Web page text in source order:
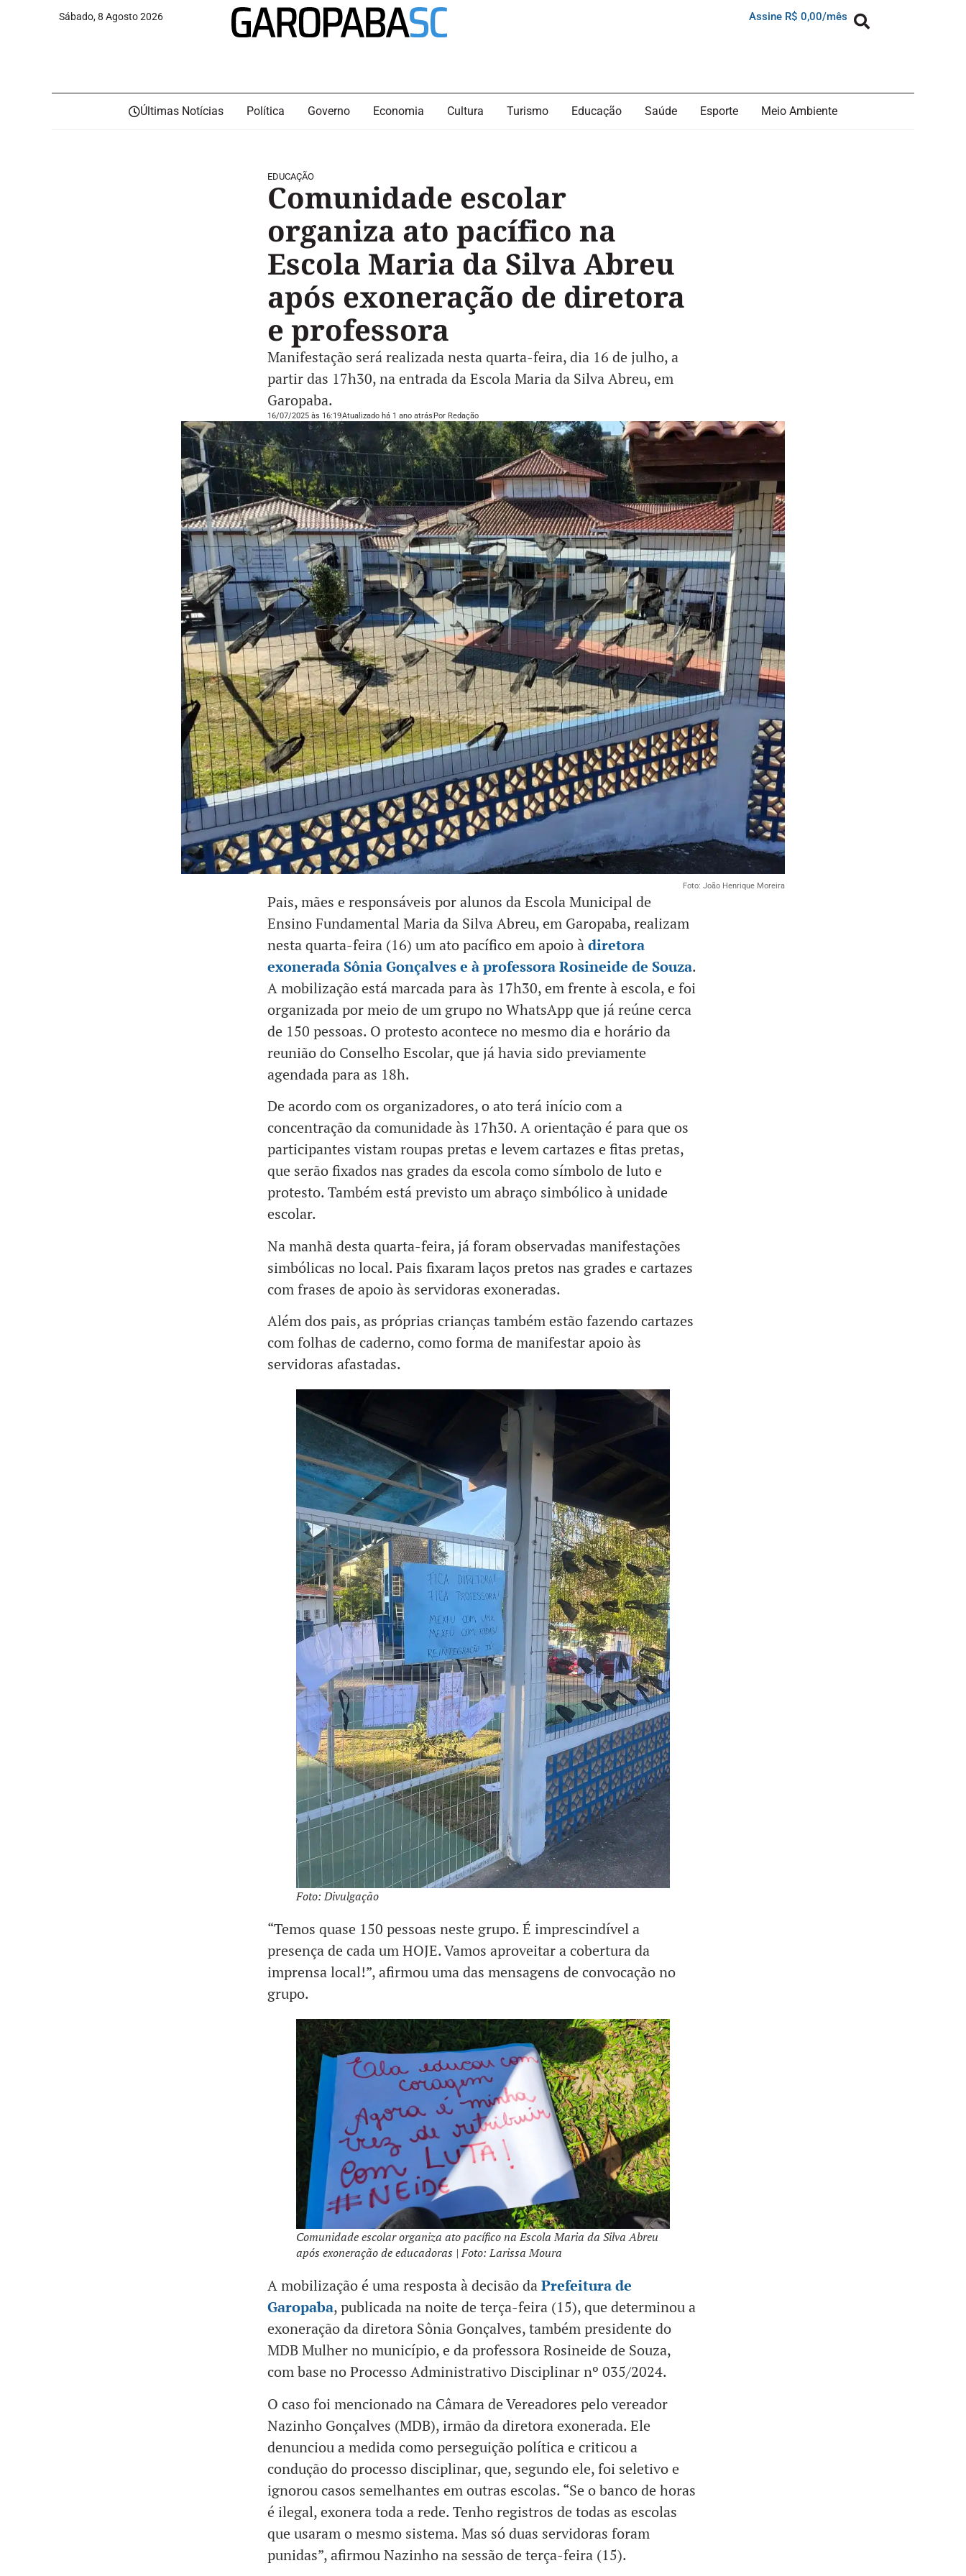
Sábado, 8 Agosto 2026 Assine R$ 0,00/mês
Últimas Notícias Política Governo Economia Cultura Turismo Educação Saúde Esporte Meio Ambiente
EDUCAÇÃO
Comunidade escolar
organiza ato pacífico na
Escola Maria da Silva Abreu
após exoneração de diretora
e professora
Manifestação será realizada nesta quarta-feira, dia 16 de julho, a
partir das 17h30, na entrada da Escola Maria da Silva Abreu, em
Garopaba.
16/07/2025 às 16:19Atualizado há 1 ano atrás Por Redação
Foto: João Henrique Moreira
Pais, mães e responsáveis por alunos da Escola Municipal de
Ensino Fundamental Maria da Silva Abreu, em Garopaba, realizam
nesta quarta-feira (16) um ato pacífico em apoio àdiretora
exonerada Sônia Gonçalves e à professora Rosineide de Souza.
A mobilização está marcada para às 17h30, em frente à escola, e foi
organizada por meio de um grupo no WhatsApp que já reúne cerca
de 150 pessoas. O protesto acontece no mesmo dia e horário da
reunião do Conselho Escolar, que já havia sido previamente
agendada para as 18h.
De acordo com os organizadores, o ato terá início com a
concentração da comunidade às 17h30. A orientação é para que os
participantes vistam roupas pretas e levem cartazes e fitas pretas,
que serão fixados nas grades da escola como símbolo de luto e
protesto. Também está previsto um abraço simbólico à unidade
escolar.
Na manhã desta quarta-feira, já foram observadas manifestações
simbólicas no local. Pais fixaram laços pretos nas grades e cartazes
com frases de apoio às servidoras exoneradas.
Além dos pais, as próprias crianças também estão fazendo cartazes
com folhas de caderno, como forma de manifestar apoio às
servidoras afastadas.
Foto: Divulgação
“Temos quase 150 pessoas neste grupo. É imprescindível a
presença de cada um HOJE. Vamos aproveitar a cobertura da
imprensa local!”, afirmou uma das mensagens de convocação no
grupo.
Comunidade escolar organiza ato pacífico na Escola Maria da Silva Abreu
após exoneração de educadoras | Foto: Larissa Moura
A mobilização é uma resposta à decisão daPrefeitura de
Garopaba, publicada na noite de terça-feira (15), que determinou a
exoneração da diretora Sônia Gonçalves, também presidente do
MDB Mulher no município, e da professora Rosineide de Souza,
com base no Processo Administrativo Disciplinar nº 035/2024.
O caso foi mencionado na Câmara de Vereadores pelo vereador
Nazinho Gonçalves (MDB), irmão da diretora exonerada. Ele
denunciou a medida como perseguição política e criticou a
condução do processo disciplinar, que, segundo ele, foi seletivo e
ignorou casos semelhantes em outras escolas. “Se o banco de horas
é ilegal, exonera toda a rede. Tenho registros de todas as escolas
que usaram o mesmo sistema. Mas só duas servidoras foram
punidas”, afirmou Nazinho na sessão de terça-feira (15).